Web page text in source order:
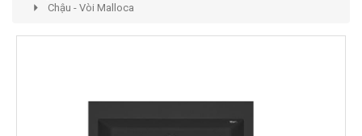
Chậu - Vòi Malloca